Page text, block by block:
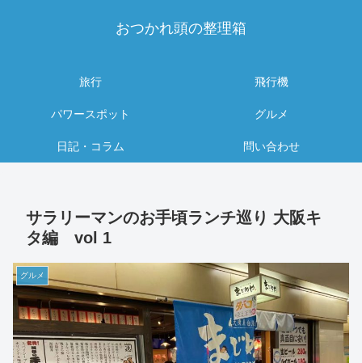
おつかれ頭の整理箱
旅行 飛行機
パワースポット グルメ
日記・コラム 問い合わせ
サラリーマンのお手頃ランチ巡り 大阪キ
タ編 vol 1
グルメ